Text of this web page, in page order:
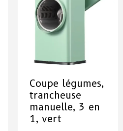
Coupe légumes,
trancheuse
manuelle, 3 en
1, vert